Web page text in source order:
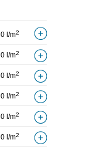
0 l/m2
0 l/m2
0 l/m2
0 l/m2
0 l/m2
0 l/m2